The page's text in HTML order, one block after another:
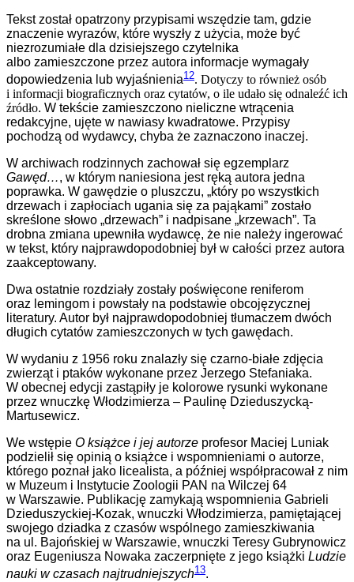
Tekst został opatrzony przypisami wszędzie tam, gdzie
znaczenie wyrazów, które wyszły z użycia, może być
niezrozumiałe dla dzisiejszego czytelnika
albo zamieszczone przez autora informacje wymagały
dopowiedzenia lub wyjaśnienia12. Dotyczy to również osób
i informacji biograficznych oraz cytatów, o ile udało się odnaleźć ich
źródło. W tekście zamieszczono nieliczne wtrącenia
redakcyjne, ujęte w nawiasy kwadratowe. Przypisy
pochodzą od wydawcy, chyba że zaznaczono inaczej.
W archiwach rodzinnych zachował się egzemplarz
Gawęd…, w którym naniesiona jest ręką autora jedna
poprawka. W gawędzie o pluszczu, „który po wszystkich
drzewach i zapłociach ugania się za pająkami” zostało
skreślone słowo „drzewach” i nadpisane „krzewach”. Ta
drobna zmiana upewniła wydawcę, że nie należy ingerować
w tekst, który najprawdopodobniej był w całości przez autora
zaakceptowany.
Dwa ostatnie rozdziały zostały poświęcone reniferom
oraz lemingom i powstały na podstawie obcojęzycznej
literatury. Autor był najprawdopodobniej tłumaczem dwóch
długich cytatów zamieszczonych w tych gawędach.
W wydaniu z 1956 roku znalazły się czarno-białe zdjęcia
zwierząt i ptaków wykonane przez Jerzego Stefaniaka.
W obecnej edycji zastąpiły je kolorowe rysunki wykonane
przez wnuczkę Włodzimierza – Paulinę Dzieduszycką-
Martusewicz.
We wstępie O książce i jej autorze profesor Maciej Luniak
podzielił się opinią o książce i wspomnieniami o autorze,
którego poznał jako licealista, a później współpracował z nim
w Muzeum i Instytucie Zoologii PAN na Wilczej 64
w Warszawie. Publikację zamykają wspomnienia Gabrieli
Dzieduszyckiej-Kozak, wnuczki Włodzimierza, pamiętającej
swojego dziadka z czasów wspólnego zamieszkiwania
na ul. Bajońskiej w Warszawie, wnuczki Teresy Gubrynowicz
oraz Eugeniusza Nowaka zaczerpnięte z jego książki Ludzie
nauki w czasach najtrudniejszych13.